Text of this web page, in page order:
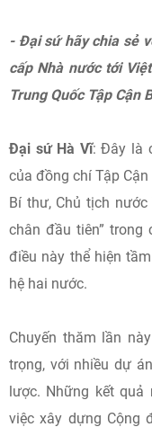
- Đại sứ hãy chia sẻ
cấp Nhà nước tới
Trung Quốc Tập Cận
Đại sứ Hà Vĩ: Đây là
của đồng chí Tập
Bí thư, Chủ tịch nước
chân đầu tiên” trong
điều này thể hiện
hệ hai nước.
Chuyến thăm lần
trọng, với nhiều dự
lược. Những kết
việc xây dựng Cộng